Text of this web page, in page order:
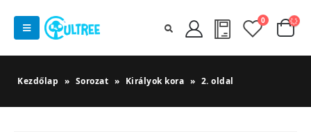
0
Kezdőlap » Sorozat » Királyok kora » 2. oldal